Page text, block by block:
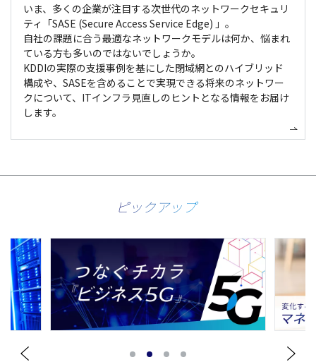
いま、多くの企業が注目する次世代のネットワークセキュリ
ティ「SASE (Secure Access Service Edge) 」。
自社の課題に合う最適なネットワークモデルは何か、悩まれ
ている方も多いのではないでしょうか。
KDDIの実際の支援事例を基にした閉域網とのハイブリッド
構成や、SASEを含めることで実現できる将来のネットワー
クについて、ITインフラ見直しのヒントとなる情報をお届け
します。
ピックアップ